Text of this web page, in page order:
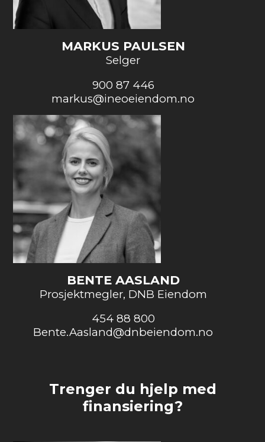
MARKUS PAULSEN
Selger
900 87 446
markus@ineoeiendom.no
BENTE AASLAND
Prosjektmegler, DNB Eiendom
454 88 800
Bente.Aasland@dnbeiendom.no
Trenger du hjelp med
finansiering?